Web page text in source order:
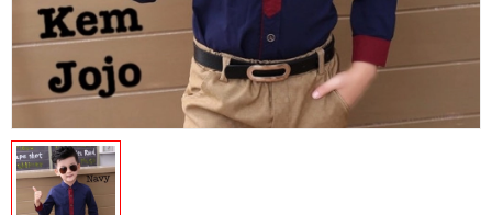
Makanan & Minuman
Pakaian Anak
Pakaian Wanita
Perlengkapan Bayi